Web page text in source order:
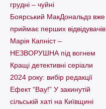
грудні – чуйні
Боярський МакДональдз вже
приймає перших відвідувачів
Марія Капніст –
НЕЗВОРУШНА під вогнем
Кращі детективні серіали
2024 року: вибір редакції
Ефект “Вау!” У закинутій
сільській хаті на Київщині